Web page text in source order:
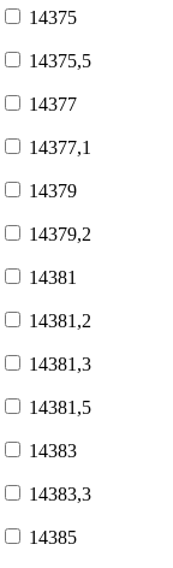
14375
14375,5
14377
14377,1
14379
14379,2
14381
14381,2
14381,3
14381,5
14383
14383,3
14385